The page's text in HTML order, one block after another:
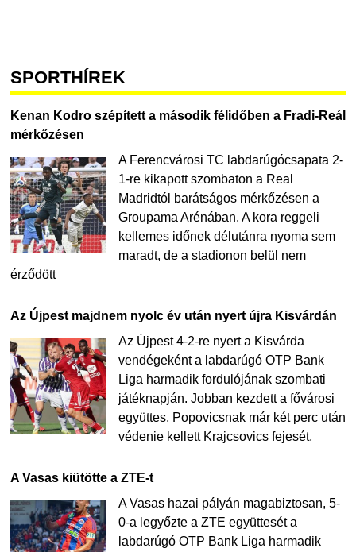
SPORTHÍREK
Kenan Kodro szépített a második félidőben a Fradi-Reál
mérkőzésen
A Ferencvárosi TC labdarúgócsapata 2-
1-re kikapott szombaton a Real
Madridtól barátságos mérkőzésen a
Groupama Arénában. A kora reggeli
kellemes időnek délutánra nyoma sem
maradt, de a stadionon belül nem
érződött
Az Újpest majdnem nyolc év után nyert újra Kisvárdán
Az Újpest 4-2-re nyert a Kisvárda
vendégeként a labdarúgó OTP Bank
Liga harmadik fordulójának szombati
játéknapján. Jobban kezdett a fővárosi
együttes, Popovicsnak már két perc után
védenie kellett Krajcsovics fejesét,
A Vasas kiütötte a ZTE-t
A Vasas hazai pályán magabiztosan, 5-
0-a legyőzte a ZTE együttesét a
labdarúgó OTP Bank Liga harmadik